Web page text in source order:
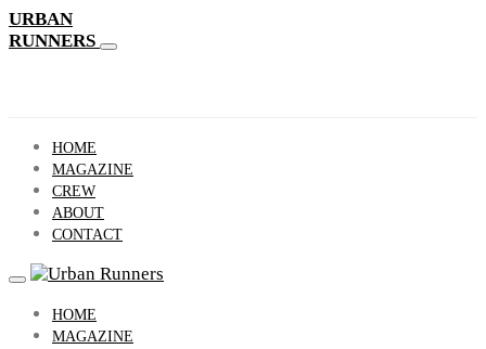
URBAN
RUNNERS
HOME
MAGAZINE
CREW
ABOUT
CONTACT
HOME
MAGAZINE